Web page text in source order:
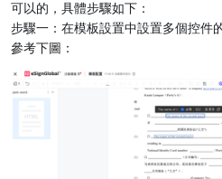
可以的，具體步驟如下：
步驟一：在模板設置中設置多個控件
參考下圖：